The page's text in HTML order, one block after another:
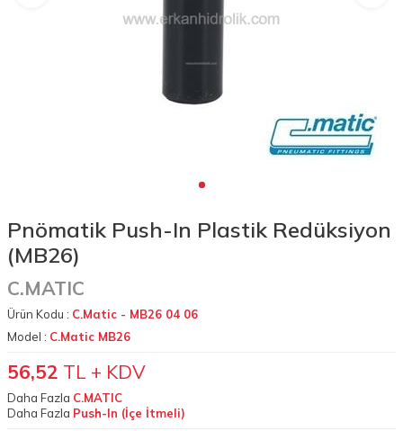
Pnömatik Push-In Plastik Redüksiyon
(MB26)
C.MATIC
Ürün Kodu : C.Matic - MB26 04 06
Model : C.Matic MB26
56,52 TL + KDV
Daha Fazla C.MATIC
Daha Fazla Push-In (İçe İtmeli)